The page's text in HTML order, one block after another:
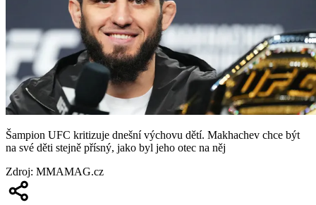
Šampion UFC kritizuje dnešní výchovu dětí. Makhachev chce být
na své děti stejně přísný, jako byl jeho otec na něj
Zdroj: MMAMAG.cz